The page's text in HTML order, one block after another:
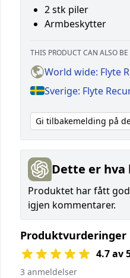
2 stk piler
Armbeskytter
THIS PRODUCT CAN ALSO
World wide: Flyte
Sverige: Flyte
Gi tilbakemelding på
Dette er hva
Produktet har fått
igjen kommentarer.
Produktvurderinger
4.7 av
3 anmeldelser